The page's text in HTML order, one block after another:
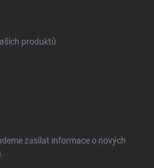
produktů
zasílat informace o nových